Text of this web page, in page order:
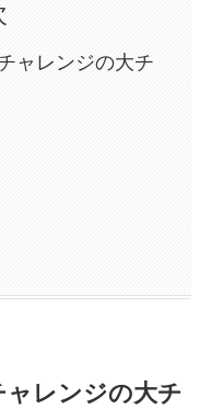
ャレンジの大チ
レンジの大チ